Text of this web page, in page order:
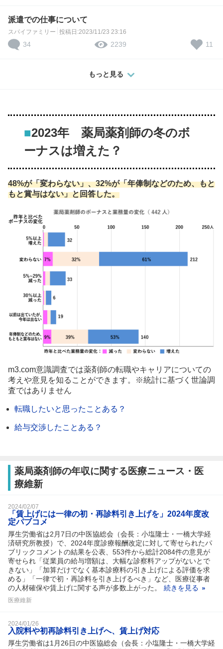
派遣での仕事について
スパイファミリー 投稿日:2023/11/23 23:16
34 2239 11
もっと見る
■2023年 薬局薬剤師の冬のボ
ーナスは増えた？
48%が「変わらない」、32%が「年俸制などのため、もと
もと賞与はない」と回答した。
m3.com意識調査では薬剤師の転職やキャリアについての
考えや意見を知ることができます。※統計に基づく世論調
査ではありません
転職したいと思ったことある？
給与交渉したことある？
薬局薬剤師の年収に関する医療ニュース・医
療維新
2024/02/07
「賃上げには一律の初・再診料引き上げを」2024年度改
定パブコメ
厚生労働省は2月7日の中医協総会（会長：小塩隆士・一橋大学経
済研究所教授）で、2024年度診療報酬改定に対して寄せられたパ
ブリックコメントの結果を公表、553件から総計2084件の意見が
寄せられ「従業員の給与増額は、大幅な診察料アップがないとで
きない」「加算だけでなく基本診療料の引き上げによる評価を求
める」「一律で初・再診料を引き上げるべき」など、医療従事者
の人材確保や賃上げに関する声が多数上がった。
続きを見る
医療維新
2024/01/26
入院料や初再診料引き上げへ、賃上げ対応
厚生労働省は1月26日の中医協総会（会長：小塩隆士・一橋大学経